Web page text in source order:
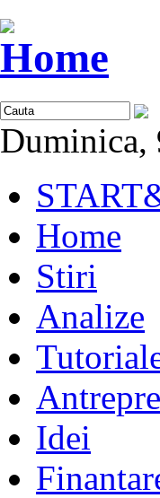
Duminica,
Home
Stiri
Analize
Idei